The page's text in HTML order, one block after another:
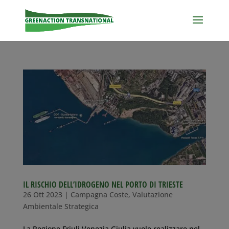
IL RISCHIO DELL’IDROGENO NEL PORTO DI TRIESTE
26 Ott 2023 | Campagna Coste, Valutazione
Ambientale Strategica